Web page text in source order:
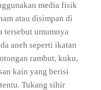
media fisik
atau disimpan di
tersebut umumnya
aneh seperti ikatan
rambut, kuku,
kain yang berisi
Tukang sihir